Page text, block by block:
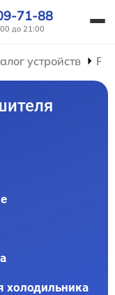
71-88
до 21:00
устройств
холодильника